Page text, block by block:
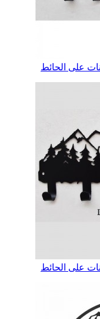
على الحائط
على الحائط